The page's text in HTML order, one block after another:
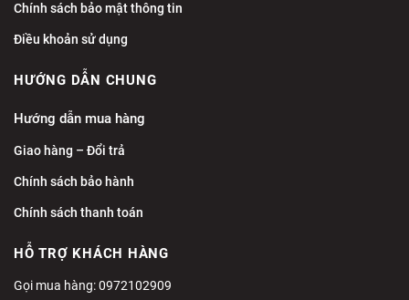
Chính sách bảo mật thông tin
Điều khoản sử dụng
HƯỚNG DẪN CHUNG
Hướng dẫn mua hàng
Giao hàng – Đổi trả
Chính sách bảo hành
Chính sách thanh toán
HỖ TRỢ KHÁCH HÀNG
Gọi mua hàng: 0972102909